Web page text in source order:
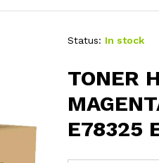
Status: In stock
TONER
E78325